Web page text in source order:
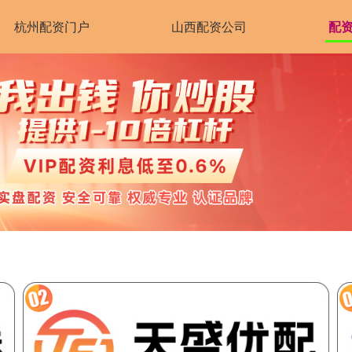
杭州配资门户 山西配资公司 配